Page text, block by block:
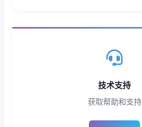
技术支持
获取帮助和支持